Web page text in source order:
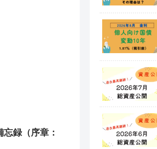
録（序章：